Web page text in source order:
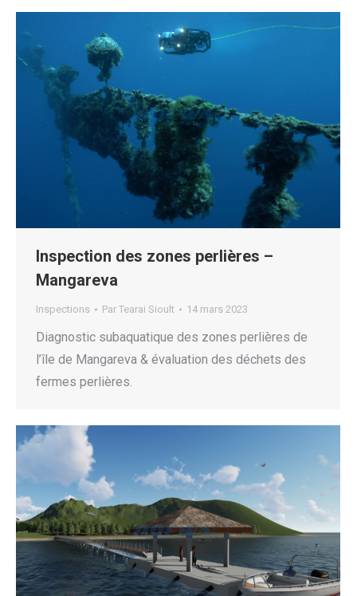
Inspection des zones perlières –
Mangareva
Inspections Par Tearai Sioult 14 mars 2023
Diagnostic subaquatique des zones perlières de
l’île de Mangareva & évaluation des déchets des
fermes perlières.